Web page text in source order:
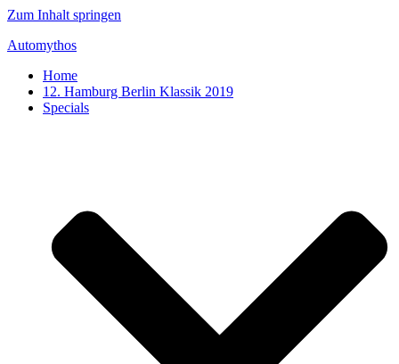
Zum Inhalt springen
Automythos
Home
12. Hamburg Berlin Klassik 2019
Specials